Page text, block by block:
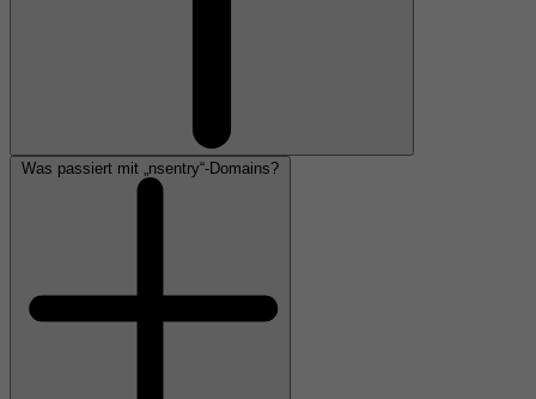
Was passiert mit „nsentry“-Domains?